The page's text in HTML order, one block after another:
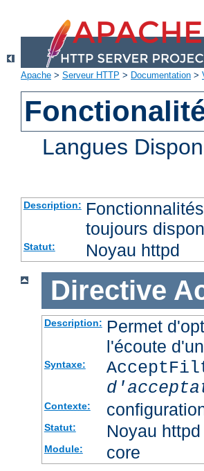
Apache > Serveur HTTP > Documentation >
Langues
Description:
toujours
Statut: Noyau httpd
Directive
Description: Permet
l'écoute
Syntaxe:
Contexte:
Statut: Noyau httpd
Module: core